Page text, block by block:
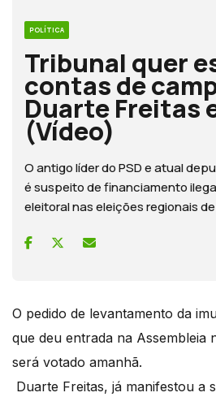
POLÍTICA
Tribunal quer
contas de
Duarte Freitas
(Vídeo)
O antigo líder do PSD e atual
é suspeito de financiamento
eleitoral nas eleições regionais
O pedido de levantamento da
que deu entrada na Assembleia
será votado amanhã.
Duarte Freitas, já manifestou a